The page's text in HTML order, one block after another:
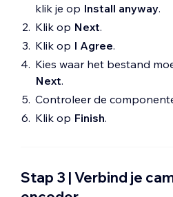
klik je op Install anyway.
Klik op Next.
Klik op I Agree.
Kies waar het bestand
Next.
Controleer de
Klik op Finish.
Stap 3 | Verbind je